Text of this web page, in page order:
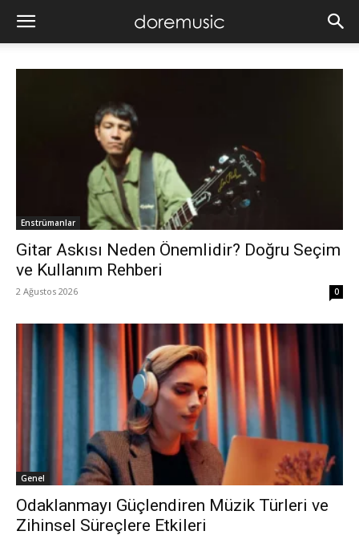
Enstrümanlar
Gitar Askısı Neden Önemlidir? Doğru Seçim
ve Kullanım Rehberi
2 Ağustos 2026 0
Genel
Odaklanmayı Güçlendiren Müzik Türleri ve
Zihinsel Süreçlere Etkileri